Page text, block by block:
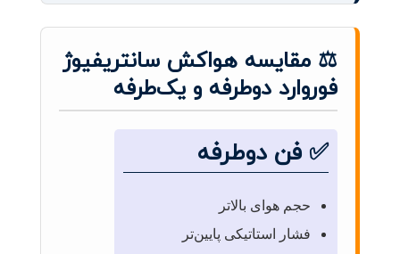
⚖️ مقایسه هواکش سانتریفیوژ
فوروارد دوطرفه و یک‌طرفه
✅ فن دوطرفه
حجم هوای بالاتر
فشار استاتیکی پایین‌تر